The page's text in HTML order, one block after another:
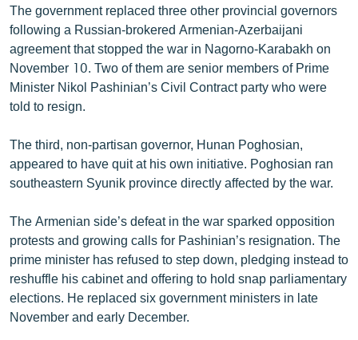
Русский
ՀԵՏԵՎԵՔ ՄԵԶ
«Ազատության» բոլոր կայքերը
The government replaced three other provincial governors
following a Russian-brokered Armenian-Azerbaijani
agreement that stopped the war in Nagorno-Karabakh on
November 10. Two of them are senior members of Prime
Minister Nikol Pashinian’s Civil Contract party who were
told to resign.
The third, non-partisan governor, Hunan Poghosian,
appeared to have quit at his own initiative. Poghosian ran
southeastern Syunik province directly affected by the war.
The Armenian side’s defeat in the war sparked opposition
protests and growing calls for Pashinian’s resignation. The
prime minister has refused to step down, pledging instead to
reshuffle his cabinet and offering to hold snap parliamentary
elections. He replaced six government ministers in late
November and early December.